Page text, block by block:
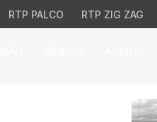
RTP PALCO RTP ZIG ZAG
de